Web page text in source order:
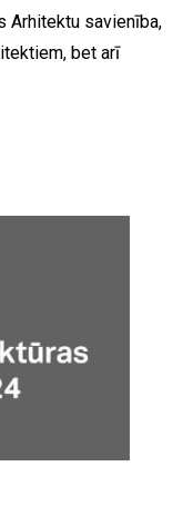
Arhitektu savienība,
bet arī